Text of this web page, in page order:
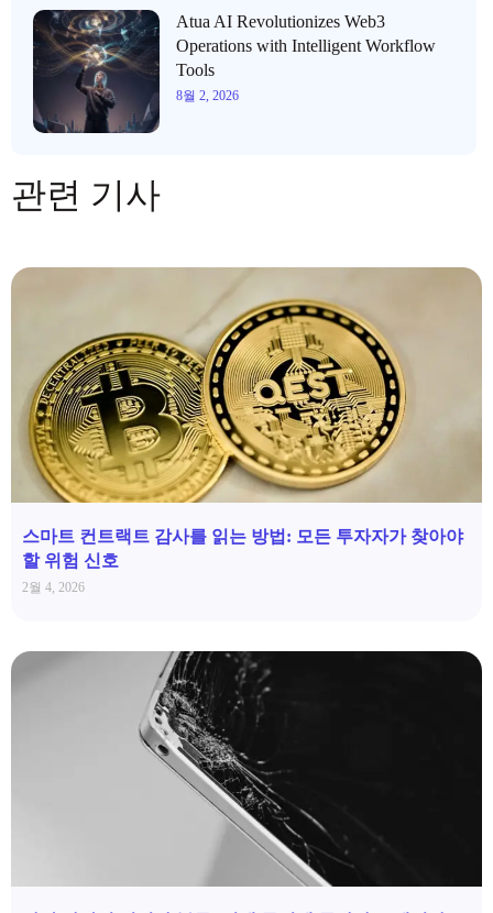
Atua AI Revolutionizes Web3
Operations with Intelligent Workflow
Tools
8월 2, 2026
관련 기사
스마트 컨트랙트 감사를 읽는 방법: 모든 투자자가 찾아야
할 위험 신호
2월 4, 2026